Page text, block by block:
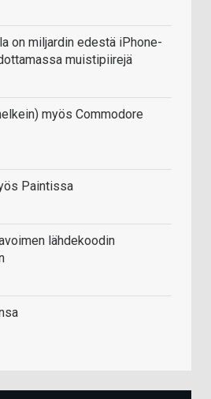
on miljardin edestä iPhone-
muistipiirejä
myös Commodore
Paintissa
lähdekoodin